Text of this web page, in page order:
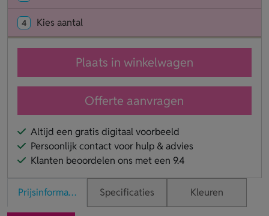
4 Kies aantal
Plaats in winkelwagen
Offerte aanvragen
Altijd een gratis digitaal voorbeeld
Persoonlijk contact voor hulp & advies
Klanten beoordelen ons met een 9.4
Prijsinformatie Specificaties Kleuren